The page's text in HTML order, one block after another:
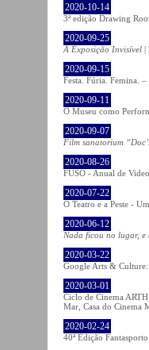
2020-10-14
3ª edição Drawing
2020-09-25
A Exposição Invisível |
2020-09-15
Festa. Fúria. Femina.
2020-09-11
O Museu como
2020-09-07
Film sanatorium
2020-08-26
FUSO - Anual de
2020-07-22
O Teatro e a Peste -
2020-06-12
Nada ficou no lugar, e
2020-03-22
Google Arts & Culture:
2020-03-01
Ciclo de Cinema
Mar, Casa do Cinema
2020-02-24
40ª Edição